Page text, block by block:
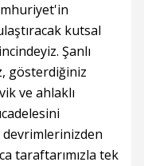
kutsal
Şanlı
gösterdiğiniz
ve ahlaklı
taraftarımızla tek